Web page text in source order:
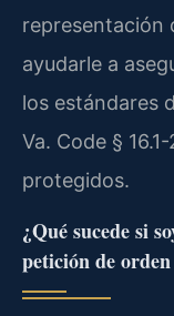
representación
ayudarle a
los estándares
Va. Code § 16.1-
protegidos.
¿Qué sucede si
petición de